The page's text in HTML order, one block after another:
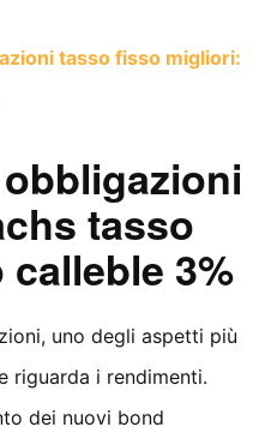
tasso fisso migliori:
tasso
3%
uno degli aspetti più
riguarda i rendimenti.
dei nuovi bond